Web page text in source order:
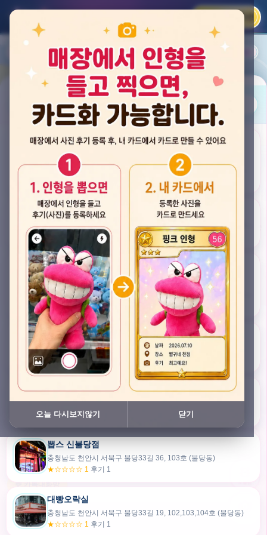
카카오 로그인
평점순 내 주변 즐겨찾기
뽑스 천안 불당점
★★★★☆ 4.2 후기 33
게임플렉스 불당동점
★★★☆☆ 2.5 후기 4
뽑기랜드
★★★★★ 4.7후기 47
픽스팟 불당점
충청남도 천안시 서북구 불당33길 47, 106호 (불당동)
★☆☆☆☆ 1 후기 1
쿠보 신불당점
충청남도 천안시 서북구 불당33길 35, 105호 (불당동)
★★★☆☆ 2.5후기 2
뽑스 신불당점
충청남도 천안시 서북구 불당33길 36, 103호 (불당동)
★☆☆☆☆ 1 후기 1
대빵오락실
충청남도 천안시 서북구 불당33길 19, 102,103,104호 (불당동)
★☆☆☆☆ 1 후기 1
30m
내위치
💬 카톡대화방
오늘 다시보지않기 닫기